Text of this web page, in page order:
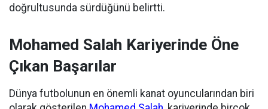
doğrultusunda sürdüğünü belirtti.
Mohamed Salah Kariyerinde Öne
Çıkan Başarılar
Dünya futbolunun en önemli kanat oyuncularından biri